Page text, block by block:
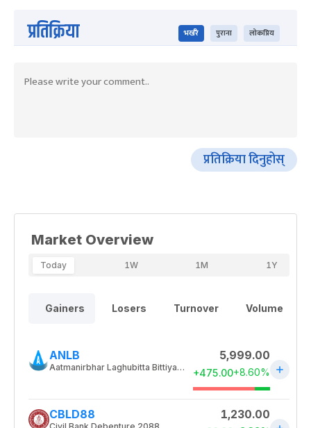
प्रतिक्रिया भर्खरै पुराना लोकप्रिय
प्रतिक्रिया दिनुहोस्